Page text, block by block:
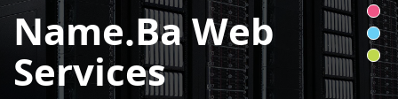
Name.ba Web
Services